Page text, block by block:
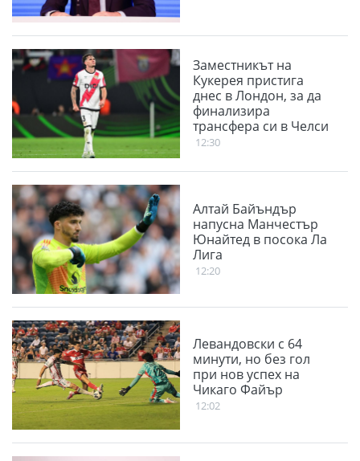
Заместникът на
Кукерея пристига
днес в Лондон, за да
финализира
трансфера си в Челси
12:30
Алтай Байъндър
напусна Манчестър
Юнайтед в посока Ла
Лига
12:20
Левандовски с 64
минути, но без гол
при нов успех на
Чикаго Файър
12:02